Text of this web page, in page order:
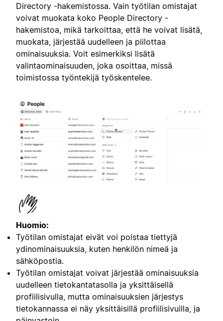
Directory -hakemistossa. Vain työtilan omistajat
voivat muokata koko People Directory -
hakemistoa, mikä tarkoittaa, että he voivat lisätä,
muokata, järjestää uudelleen ja piilottaa
ominaisuuksia. Voit esimerkiksi lisätä
valintaominaisuuden, joka osoittaa, missä
toimistossa työntekijä työskentelee.
Huomio:
Työtilan omistajat eivät voi poistaa tiettyjä
ydinominaisuuksia, kuten henkilön nimeä ja
sähköpostia.
Työtilan omistajat voivat järjestää ominaisuuksia
uudelleen tietokantatasolla ja yksittäisellä
profiilisivulla, mutta ominaisuuksien järjestys
tietokannassa ei näy yksittäisillä profiilisivuilla, ja